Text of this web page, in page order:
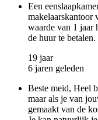
Een
makelaarskantoor
waarde van 1 jaar
de huur te betalen.
19 jaar
6 jaren geleden
Beste meid, Heel
maar als je van
gemaakt van de